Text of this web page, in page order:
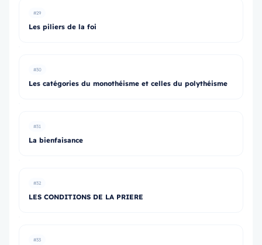
#29
Les piliers de la foi
#30
Les catégories du monothéisme et celles du polythéisme
#31
La bienfaisance
#32
LES CONDITIONS DE LA PRIERE
#33